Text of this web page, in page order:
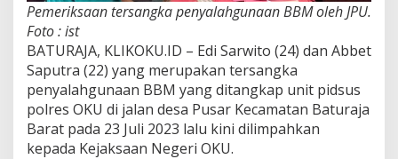
Pemeriksaan tersangka penyalahgunaan BBM oleh JPU.
Foto : ist
BATURAJA, KLIKOKU.ID – Edi Sarwito (24) dan Abbet
Saputra (22) yang merupakan tersangka
penyalahgunaan BBM yang ditangkap unit pidsus
polres OKU di jalan desa Pusar Kecamatan Baturaja
Barat pada 23 Juli 2023 lalu kini dilimpahkan
kepada Kejaksaan Negeri OKU.